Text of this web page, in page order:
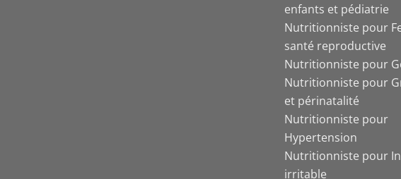
enfants et pédiatrie
Nutritionniste pour
santé reproductive
Nutritionniste pour
Nutritionniste pour
et périnatalité
Nutritionniste pour
Hypertension
Nutritionniste pour
irritable